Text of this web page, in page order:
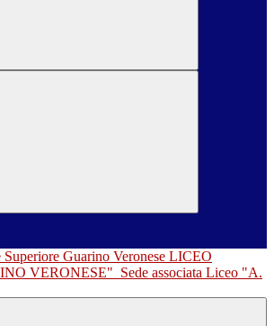
LICEO
VERONESE" Sede associata Liceo "A.